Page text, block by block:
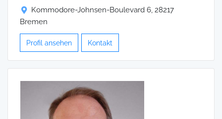
Kommodore-Johnsen-Boulevard 6, 28217
Bremen
Profil ansehen Kontakt